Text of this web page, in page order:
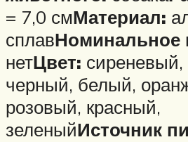
= 7,0 смМатериал:
сплавНоминальное
нетЦвет:
черный, белый,
розовый, красный,
зеленыйИсточник